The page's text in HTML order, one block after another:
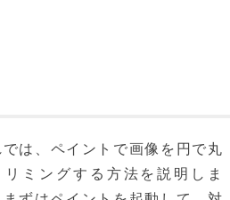
は、ペイントで画像を円で丸
リミングする方法を説明しま